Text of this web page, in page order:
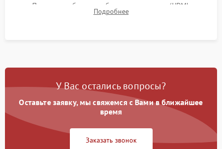
Проверка работоспособности всех портов (HDMI,
DisplayPort, VGA) и кнопок управления под нагрузкой в
Подробнее
У Вас остались вопросы?
Оставьте заявку, мы свяжемся с Вами в ближайшее
время
Заказать звонок